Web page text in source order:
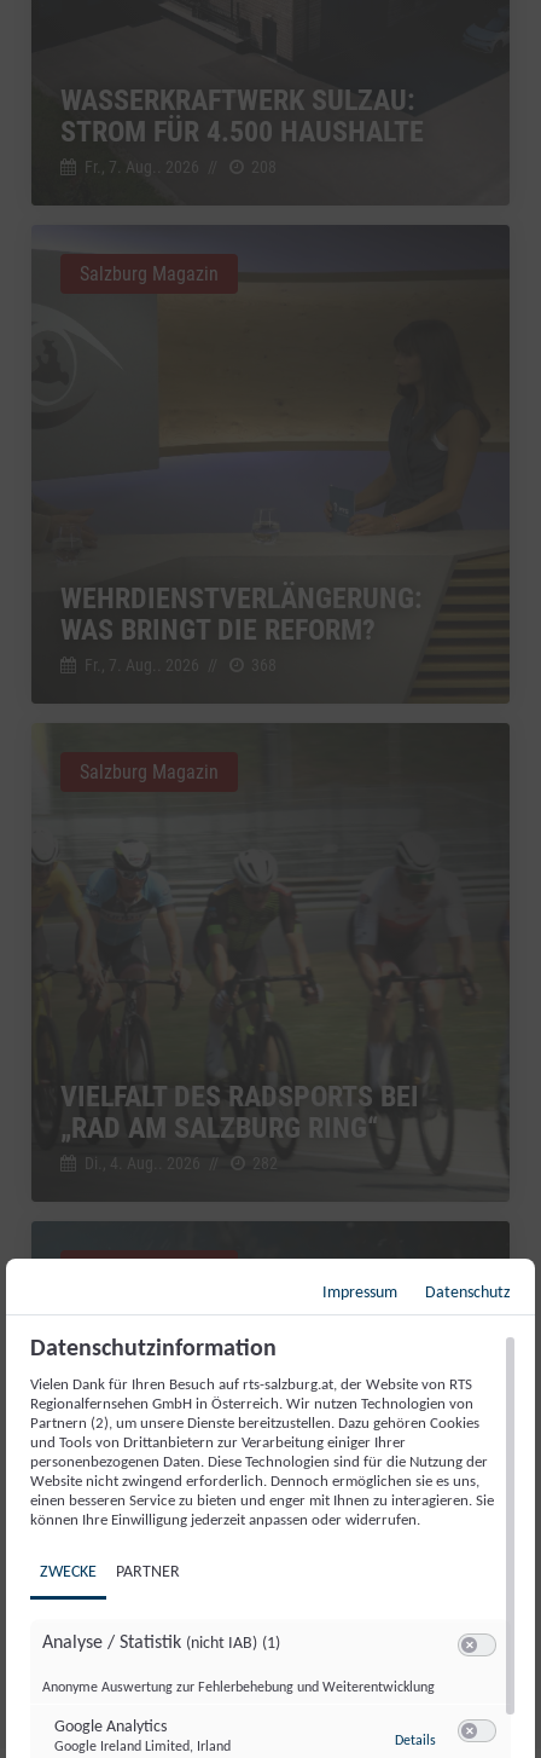
WASSERKRAFTWERK SULZAU:
STROM FÜR 4.500 HAUSHALTE
Fr., 7. Aug.. 2026
WEHRDIENSTVERLÄNGERUNG:
WAS BRINGT DIE REFORM?
Fr., 7. Aug.. 2026
Salzburg Magazin
VIELFALT DES RADSPORTS BEI
„RAD AM SALZBURG RING“
Di., 4. Aug.. 2026 // 282
Salzburg Magazin
RED BULL ROMANIACS: MANUEL
LETTENBICHLER FEIERT 7.
Impressum Datenschutz
Datenschutzinformation
Vielen Dank für Ihren Besuch auf rts-salzburg.at, der Website von RTS
Regionalfernsehen GmbH in Österreich. Wir nutzen Technologien von
Partnern (2), um unsere Dienste bereitzustellen. Dazu gehören Cookies
und Tools von Drittanbietern zur Verarbeitung einiger Ihrer
personenbezogenen Daten. Diese Technologien sind für die Nutzung der
Website nicht zwingend erforderlich. Dennoch ermöglichen sie es uns,
einen besseren Service zu bieten und enger mit Ihnen zu interagieren. Sie
können Ihre Einwilligung jederzeit anpassen oder widerrufen.
ZWECKE PARTNER
Analyse / Statistik (nicht IAB) (1)
Anonyme Auswertung zur Fehlerbehebung und Weiterentwicklung
Google Analytics
Google Ireland Limited, Irland Details zu Google